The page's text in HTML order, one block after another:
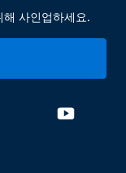
사인업하세요.